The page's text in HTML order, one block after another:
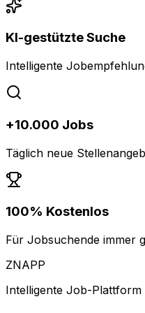
KI-gestützte Suche
Intelligente
+10.000 Jobs
Täglich neue
100% Kostenlos
Für Jobsuchende immer
ZNAPP
Intelligente Job-